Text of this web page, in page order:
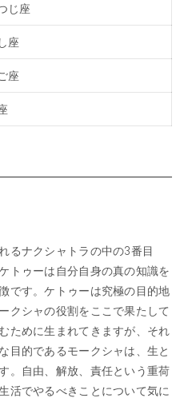
じ座
座
座
るナクシャトラの中の3番目
トゥーは自分自身の真の知識を
です。ケトゥーは究極の目的地
クシャの役割をここで果たして
ために生まれてきますが、それ
目的であるモークシャは、生と
。自由、解放、責任という重荷
活でやるべきことについて気に